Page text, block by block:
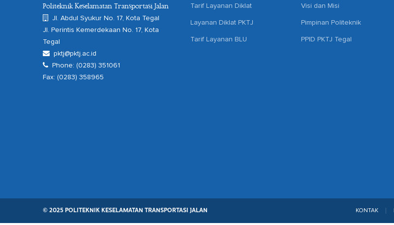
Politeknik Keselamatan Transportasi Jalan
Jl. Abdul Syukur No. 17, Kota Tegal
Jl. Perintis Kemerdekaan No. 17, Kota
Tegal
pktj@pktj.ac.id
Phone: (0283) 351061
Fax: (0283) 358965
Tarif Layanan Diklat
Layanan Diklat PKTJ
Tarif Layanan BLU
Visi dan Misi
Pimpinan Politeknik
PPID PKTJ Tegal
© 2025 POLITEKNIK KESELAMATAN TRANSPORTASI JALAN KONTAK